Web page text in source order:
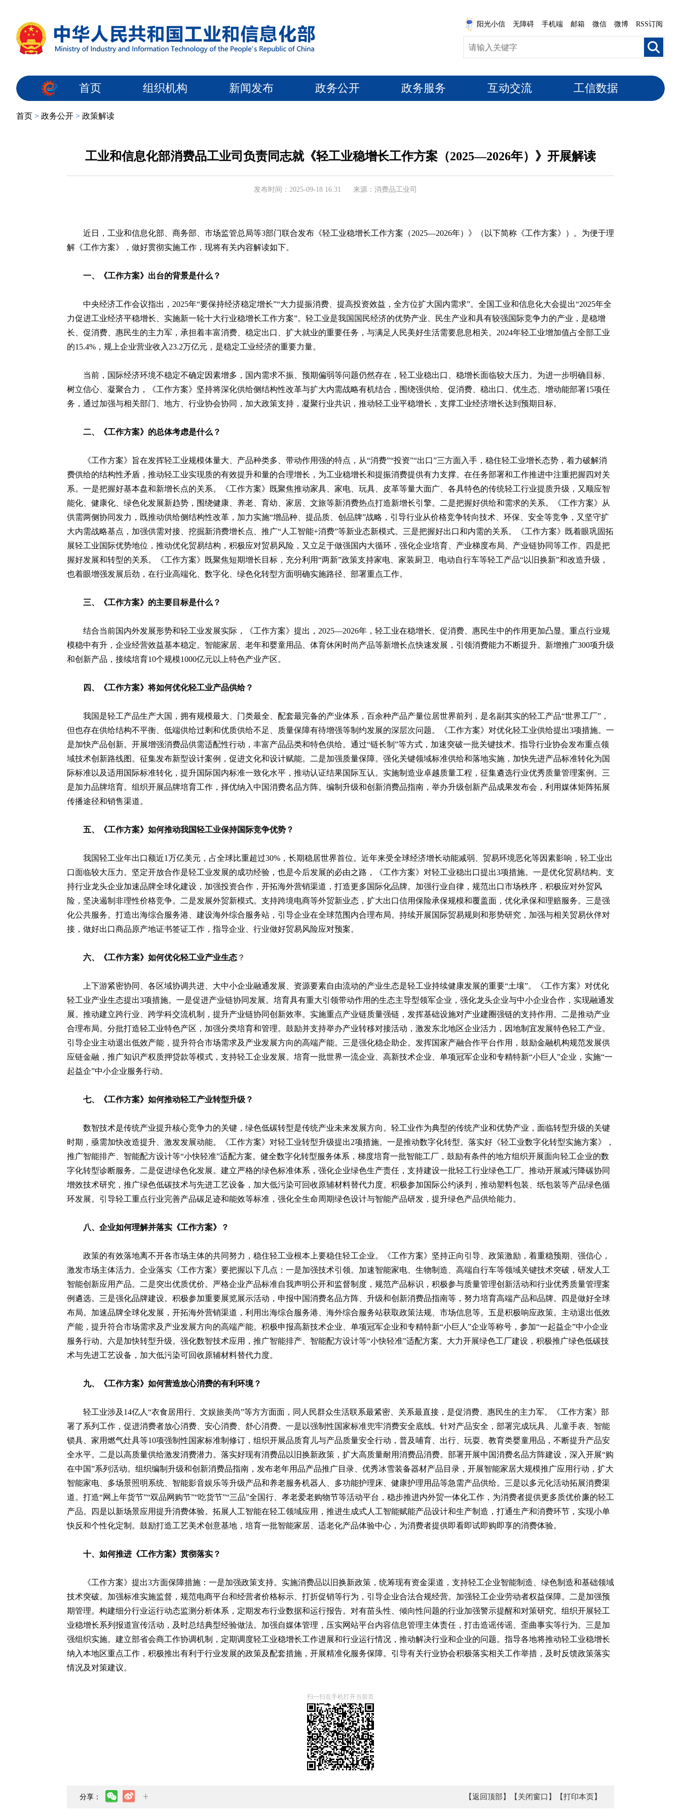
阳光小信 无障碍 手机端 邮箱 微信 微博 RSS订阅
首页 组织机构 新闻发布 政务公开 政务服务 互动交流 工信数据
首页 > 政务公开 > 政策解读
工业和信息化部消费品工业司负责同志就《轻工业稳增长工作方案（2025—2026年）》开展解读
发布时间：2025-09-18 16:31 来源：消费品工业司
近日，工业和信息化部、商务部、市场监管总局等3部门联合发布《轻工业稳增长工作方案（2025—2026年）》（以下简称《工作方案》）。为便于理
解《工作方案》，做好贯彻实施工作，现将有关内容解读如下。
一、《工作方案》出台的背景是什么？
中央经济工作会议指出，2025年“要保持经济稳定增长”“大力提振消费、提高投资效益，全方位扩大国内需求”。全国工业和信息化大会提出“2025年全
力促进工业经济平稳增长、实施新一轮十大行业稳增长工作方案”。轻工业是我国国民经济的优势产业、民生产业和具有较强国际竞争力的产业，是稳增
长、促消费、惠民生的主力军，承担着丰富消费、稳定出口、扩大就业的重要任务，与满足人民美好生活需要息息相关。2024年轻工业增加值占全部工业
的15.4%，规上企业营业收入23.2万亿元，是稳定工业经济的重要力量。
当前，国际经济环境不稳定不确定因素增多，国内需求不振、预期偏弱等问题仍然存在，轻工业稳出口、稳增长面临较大压力。为进一步明确目标、
树立信心、凝聚合力，《工作方案》坚持将深化供给侧结构性改革与扩大内需战略有机结合，围绕强供给、促消费、稳出口、优生态、增动能部署15项任
务，通过加强与相关部门、地方、行业协会协同，加大政策支持，凝聚行业共识，推动轻工业平稳增长，支撑工业经济增长达到预期目标。
二、《工作方案》的总体考虑是什么？
《工作方案》旨在发挥轻工业规模体量大、产品种类多、带动作用强的特点，从“消费”“投资”“出口”三方面入手，稳住轻工业增长态势，着力破解消
费供给的结构性矛盾，推动轻工业实现质的有效提升和量的合理增长，为工业稳增长和提振消费提供有力支撑。在任务部署和工作推进中注重把握四对关
系。一是把握好基本盘和新增长点的关系。《工作方案》既聚焦推动家具、家电、玩具、皮革等量大面广、各具特色的传统轻工行业提质升级，又顺应智
能化、健康化、绿色化发展新趋势，围绕健康、养老、育幼、家居、文旅等新消费热点打造新增长引擎。二是把握好供给和需求的关系。《工作方案》从
供需两侧协同发力，既推动供给侧结构性改革，加力实施“增品种、提品质、创品牌”战略，引导行业从价格竞争转向技术、环保、安全等竞争，又坚守扩
大内需战略基点，加强供需对接、挖掘新消费增长点、推广“人工智能+消费”等新业态新模式。三是把握好出口和内需的关系。《工作方案》既着眼巩固拓
展轻工业国际优势地位，推动优化贸易结构，积极应对贸易风险，又立足于做强国内大循环，强化企业培育、产业梯度布局、产业链协同等工作。四是把
握好发展和转型的关系。《工作方案》既聚焦短期增长目标，充分利用“两新”政策支持家电、家装厨卫、电动自行车等轻工产品“以旧换新”和改造升级，
也着眼增强发展后劲，在行业高端化、数字化、绿色化转型方面明确实施路径、部署重点工作。
三、《工作方案》的主要目标是什么？
结合当前国内外发展形势和轻工业发展实际，《工作方案》提出，2025—2026年，轻工业在稳增长、促消费、惠民生中的作用更加凸显。重点行业规
模稳中有升，企业经营效益基本稳定。智能家居、老年和婴童用品、体育休闲时尚产品等新增长点快速发展，引领消费能力不断提升。新增推广300项升级
和创新产品，接续培育10个规模1000亿元以上特色产业产区。
四、《工作方案》将如何优化轻工业产品供给？
我国是轻工产品生产大国，拥有规模最大、门类最全、配套最完备的产业体系，百余种产品产量位居世界前列，是名副其实的轻工产品“世界工厂”，
但也存在供给结构不平衡、低端供给过剩和优质供给不足、质量保障有待增强等制约发展的深层次问题。《工作方案》对优化轻工业供给提出3项措施。一
是加快产品创新。开展增强消费品供需适配性行动，丰富产品品类和特色供给。通过“链长制”等方式，加速突破一批关键技术。指导行业协会发布重点领
域技术创新路线图。征集发布新型设计案例，促进文化和设计赋能。二是加强质量保障。强化关键领域标准供给和落地实施，加快先进产品标准转化为国
际标准以及适用国际标准转化，提升国际国内标准一致化水平，推动认证结果国际互认。实施制造业卓越质量工程，征集遴选行业优秀质量管理案例。三
是加力品牌培育。组织开展品牌培育工作，择优纳入中国消费名品方阵。编制升级和创新消费品指南，举办升级创新产品成果发布会，利用媒体矩阵拓展
传播途径和销售渠道。
五、《工作方案》如何推动我国轻工业保持国际竞争优势？
我国轻工业年出口额近1万亿美元，占全球比重超过30%，长期稳居世界首位。近年来受全球经济增长动能减弱、贸易环境恶化等因素影响，轻工业出
口面临较大压力。坚定开放合作是轻工业发展的成功经验，也是今后发展的必由之路，《工作方案》对轻工业稳出口提出3项措施。一是优化贸易结构。支
持行业龙头企业加速品牌全球化建设，加强投资合作，开拓海外营销渠道，打造更多国际化品牌。加强行业自律，规范出口市场秩序，积极应对外贸风
险，坚决遏制非理性价格竞争。二是发展外贸新模式。支持跨境电商等外贸新业态，扩大出口信用保险承保规模和覆盖面，优化承保和理赔服务。三是强
化公共服务。打造出海综合服务港、建设海外综合服务站，引导企业在全球范围内合理布局。持续开展国际贸易规则和形势研究，加强与相关贸易伙伴对
接，做好出口商品原产地证书签证工作，指导企业、行业做好贸易风险应对预案。
六、《工作方案》如何优化轻工业产业生态 ？
上下游紧密协同、各区域协调共进、大中小企业融通发展、资源要素自由流动的产业生态是轻工业持续健康发展的重要“土壤”。《工作方案》对优化
轻工业产业生态提出3项措施。一是促进产业链协同发展。培育具有重大引领带动作用的生态主导型领军企业，强化龙头企业与中小企业合作，实现融通发
展。推动建立跨行业、跨学科交流机制，提升产业链协同创新效率。实施重点产业链质量强链，发挥基础设施对产业建圈强链的支持作用。二是推动产业
合理布局。分批打造轻工业特色产区，加强分类培育和管理。鼓励并支持举办产业转移对接活动，激发东北地区企业活力，因地制宜发展特色轻工产业。
引导企业主动退出低效产能，提升符合市场需求及产业发展方向的高端产能。三是强化稳企助企。发挥国家产融合作平台作用，鼓励金融机构规范发展供
应链金融，推广知识产权质押贷款等模式，支持轻工企业发展。培育一批世界一流企业、高新技术企业、单项冠军企业和专精特新“小巨人”企业，实施“一
起益企”中小企业服务行动。
七、《工作方案》如何推动轻工产业转型升级？
数智技术是传统产业提升核心竞争力的关键，绿色低碳转型是传统产业未来发展方向。轻工业作为典型的传统产业和优势产业，面临转型升级的关键
时期，亟需加快改造提升、激发发展动能。《工作方案》对轻工业转型升级提出2项措施。一是推动数字化转型。落实好《轻工业数字化转型实施方案》，
推广智能排产、智能配方设计等“小快轻准”适配方案。健全数字化转型服务体系，梯度培育一批智能工厂，鼓励有条件的地方组织开展面向轻工企业的数
字化转型诊断服务。二是促进绿色化发展。建立严格的绿色标准体系，强化企业绿色生产责任，支持建设一批轻工行业绿色工厂。推动开展减污降碳协同
增效技术研究，推广绿色低碳技术与先进工艺设备，加大低污染可回收原辅材料替代力度。积极参加国际公约谈判，推动塑料包装、纸包装等产品绿色循
环发展。引导轻工重点行业完善产品碳足迹和能效等标准，强化全生命周期绿色设计与智能产品研发，提升绿色产品供给能力。
八、企业如何理解并落实《工作方案》？
政策的有效落地离不开各市场主体的共同努力，稳住轻工业根本上要稳住轻工企业。《工作方案》坚持正向引导、政策激励，着重稳预期、强信心，
激发市场主体活力。企业落实《工作方案》要把握以下几点：一是加强技术引领。加速智能家电、生物制造、高端自行车等领域关键技术突破，研发人工
智能创新应用产品。二是突出优质优价。严格企业产品标准自我声明公开和监督制度，规范产品标识，积极参与质量管理创新活动和行业优秀质量管理案
例遴选。三是强化品牌建设。积极参加重要展览展示活动，申报中国消费名品方阵、升级和创新消费品指南等，努力培育高端产品和品牌。四是做好全球
布局。加速品牌全球化发展，开拓海外营销渠道，利用出海综合服务港、海外综合服务站获取政策法规、市场信息等。五是积极响应政策。主动退出低效
产能，提升符合市场需求及产业发展方向的高端产能。积极申报高新技术企业、单项冠军企业和专精特新“小巨人”企业等称号，参加“一起益企”中小企业
服务行动。六是加快转型升级。强化数智技术应用，推广智能排产、智能配方设计等“小快轻准”适配方案。大力开展绿色工厂建设，积极推广绿色低碳技
术与先进工艺设备，加大低污染可回收原辅材料替代力度。
九、《工作方案》如何营造放心消费的有利环境？
轻工业涉及14亿人“衣食居用行、文娱旅美尚”等方方面面，同人民群众生活联系最紧密、关系最直接，是促消费、惠民生的主力军。《工作方案》部
署了系列工作，促进消费者放心消费、安心消费、舒心消费。一是以强制性国家标准兜牢消费安全底线。针对产品安全，部署完成玩具、儿童手表、智能
锁具、家用燃气灶具等10项强制性国家标准制修订，组织开展品质育儿与产品质量安全行动，普及哺育、出行、玩耍、教育类婴童用品，不断提升产品安
全水平。二是以高质量供给激发消费潜力。落实好现有消费品以旧换新政策，扩大高质量耐用消费品消费。部署开展中国消费名品方阵建设，深入开展“购
在中国”系列活动。组织编制升级和创新消费品指南，发布老年用品产品推广目录、优秀冰雪装备器材产品目录，开展智能家居大规模推广应用行动，扩大
智能家电、多场景照明系统、智能影音娱乐等升级产品和养老服务机器人、多功能护理床、健康护理用品等急需产品供给。三是以多元化活动拓展消费渠
道。打造“网上年货节”“双品网购节”“吃货节”“三品”全国行、孝老爱老购物节等活动平台，稳步推进内外贸一体化工作，为消费者提供更多质优价廉的轻工
产品。四是以新场景应用提升消费体验。拓展人工智能在轻工领域应用，推进生成式人工智能赋能产品设计和生产制造，打通生产和消费环节，实现小单
快反和个性化定制。鼓励打造工艺美术创意基地，培育一批智能家居、适老化产品体验中心，为消费者提供即看即试即购即享的消费体验。
十、如何推进《工作方案》贯彻落实？
《工作方案》提出3方面保障措施：一是加强政策支持。实施消费品以旧换新政策，统筹现有资金渠道，支持轻工企业智能制造、绿色制造和基础领域
技术突破。加强标准实施监督，规范电商平台和经营者价格标示、打折促销等行为，引导企业合法合规经营。加强轻工企业劳动者权益保障。二是加强预
期管理。构建细分行业运行动态监测分析体系，定期发布行业数据和运行报告。对有苗头性、倾向性问题的行业加强警示提醒和对策研究。组织开展轻工
业稳增长系列报道宣传活动，及时总结典型经验做法。加强自媒体管理，压实网站平台内容信息管理主体责任，打击造谣传谣、歪曲事实等行为。三是加
强组织实施。建立部省会商工作协调机制，定期调度轻工业稳增长工作进展和行业运行情况，推动解决行业和企业的问题。指导各地将推动轻工业稳增长
纳入本地区重点工作，积极推出有利于行业发展的政策及配套措施，开展精准化服务保障。引导有关行业协会积极落实相关工作举措，及时反馈政策落实
情况及对策建议。
扫一扫在手机打开当前页
分享： 【返回顶部】 【关闭窗口】 【打印本页】